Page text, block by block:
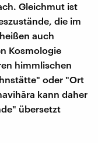
Gleichmut ist
die im
auch
Kosmologie
himmlischen
oder "Ort
kann daher
übersetzt